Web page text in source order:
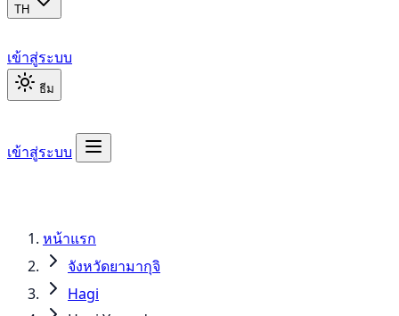
TH
เข้าสู่ระบบ
ธีม
เข้าสู่ระบบ
หน้าแรก
จังหวัดยามากุจิ
Hagi